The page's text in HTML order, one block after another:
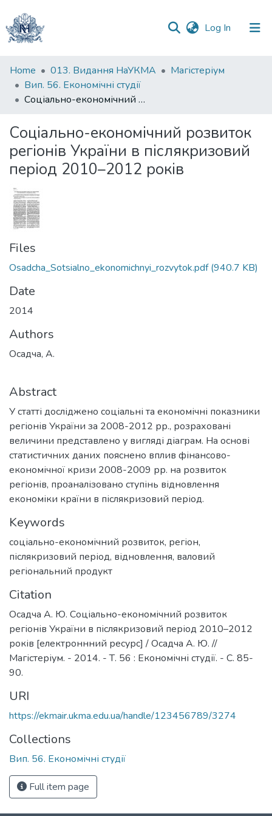
Log In (current)
Communities
&
Collections
Statistics
Home 013. Видання НаУКМА
Магістеріум
Вип. 56. Економічні студії
Соціально-економічний розвиток регіонів України в післякризовий період 2010–2012 років
Соціально-економічний розвиток
регіонів України в післякризовий
період 2010–2012 років
Files
Osadcha_Sotsialno_ekonomichnyi_rozvytok.pdf(940.7 KB)
Date
2014
Authors
Осадча, А.
Abstract
У статті досліджено соціальні та економічні показники
регіонів України за 2008-2012 рр., розраховані
величини представлено у вигляді діаграм. На основі
статистичних даних пояснено вплив фінансово-
економічної кризи 2008-2009 рр. на розвиток
регіонів, проаналізовано ступінь відновлення
економіки країни в післякризовий період.
Keywords
соціально-економічний розвиток, регіон,
післякризовий період, відновлення, валовий
регіональний продукт
Citation
Осадча А. Ю. Соціально-економічний розвиток
регіонів України в післякризовий період 2010–2012
років [електроннний ресурс] / Осадча А. Ю. //
Магістеріум. - 2014. - Т. 56 : Економічні студії. - С. 85-
90.
URI
https://ekmair.ukma.edu.ua/handle/123456789/3274
Collections
Вип. 56. Економічні студії
Full item page